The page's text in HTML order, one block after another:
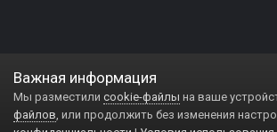
Важная информация
Мы разместили cookie-файлы на ваше
файлов, или продолжить без изменения